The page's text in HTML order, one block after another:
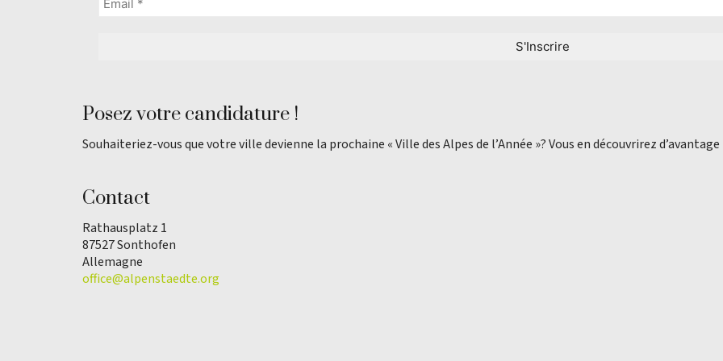
Posez votre candidature !
Souhaiteriez-vous que votre ville devienne la prochaine « Ville des Alpes de l’Année »? Vous en découvrirez d’avantage
Contact
Rathausplatz 1
87527 Sonthofen
Allemagne
office@alpenstaedte.org